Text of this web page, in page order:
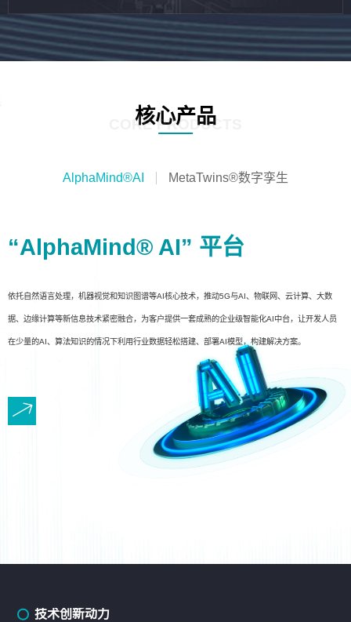
核心产品
CORE PRODUCTS
AlphaMind®AI MetaTwins®数字孪生
“AlphaMind® AI” 平台
依托自然语言处理，机器视觉和知识图谱等AI核心技术，推动5G与AI、物联网、云计算、大数
据、边缘计算等新信息技术紧密融合，为客户提供一套成熟的企业级智能化AI中台，让开发人员
在少量的AI、算法知识的情况下利用行业数据轻松搭建、部署AI模型，构建解决方案。
技术创新动力